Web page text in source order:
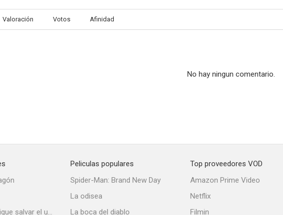
Valoración Votos Afinidad
No hay ningun comentario.
Stuart no consigue salvar el universo
Peliculas populares
Spider-Man: Brand New Day
La odisea
La boca del diablo
Top proveedores VOD
Amazon Prime Video
Netflix
Filmin